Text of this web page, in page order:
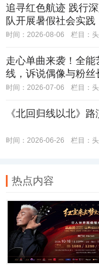
追寻红色航迹 践行
队开展暑假社会实践
时间：2026-08-06 栏目：
走心单曲来袭！全
线，诉说偶像与粉丝
时间：2026-07-06 栏目：
《北回归线以北》
时间：2026-06-26 栏目：
热点内容